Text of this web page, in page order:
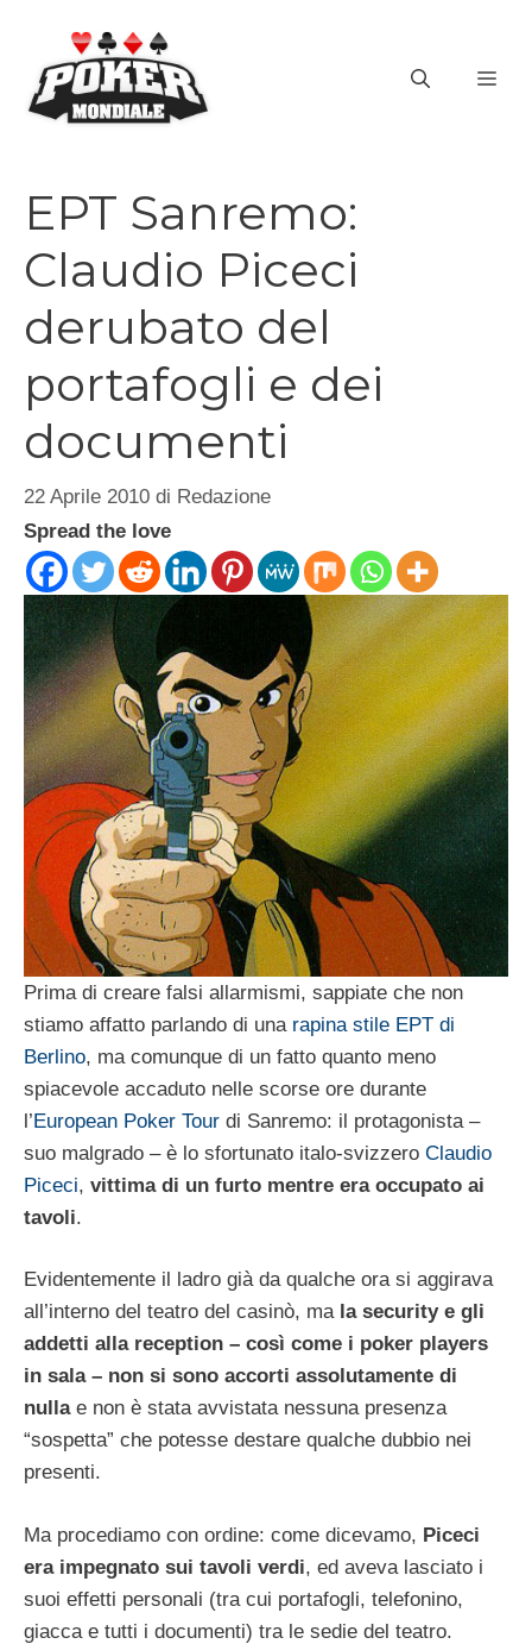
contenuto
EPT Sanremo:
Claudio Piceci
derubato del
portafogli e dei
documenti
22 Aprile 2010 di Redazione
Spread the love
Prima di creare falsi allarmismi, sappiate che non
stiamo affatto parlando di una rapina stile EPT di
Berlino, ma comunque di un fatto quanto meno
spiacevole accaduto nelle scorse ore durante
l’European Poker Tour di Sanremo: il protagonista –
suo malgrado – è lo sfortunato italo-svizzero Claudio
Piceci, vittima di un furto mentre era occupato ai
tavoli.
Evidentemente il ladro già da qualche ora si aggirava
all’interno del teatro del casinò, ma la security e gli
addetti alla reception – così come i poker players
in sala – non si sono accorti assolutamente di
nullae non è stata avvistata nessuna presenza
“sospetta” che potesse destare qualche dubbio nei
presenti.
Ma procediamo con ordine: come dicevamo, Piceci
era impegnato sui tavoli verdi, ed aveva lasciato i
suoi effetti personali (tra cui portafogli, telefonino,
giacca e tutti i documenti) tra le sedie del teatro.